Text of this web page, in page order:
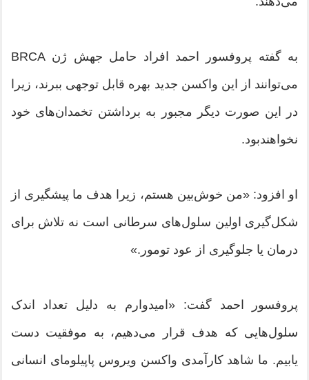
به گفته پروفسور احمد افراد حامل جهش ژن BRCA
می‌توانند از این واکسن جدید بهره قابل توجهی ببرند، زیرا
در این صورت دیگر مجبور به برداشتن تخمدان‌های خود
نخواهند‌بود.
او افزود: «من خوش‌بین هستم، زیرا هدف ما پیشگیری از
شکل‌گیری اولین سلول‌های سرطانی است نه تلاش برای
درمان یا جلوگیری از عود تومور.»
پروفسور احمد گفت: «امیدوارم به دلیل تعداد اندک
سلول‌هایی که هدف قرار می‌دهیم، به موفقیت دست
یابیم. ما شاهد کارآمدی واکسن ویروس پاپیلومای انسانی